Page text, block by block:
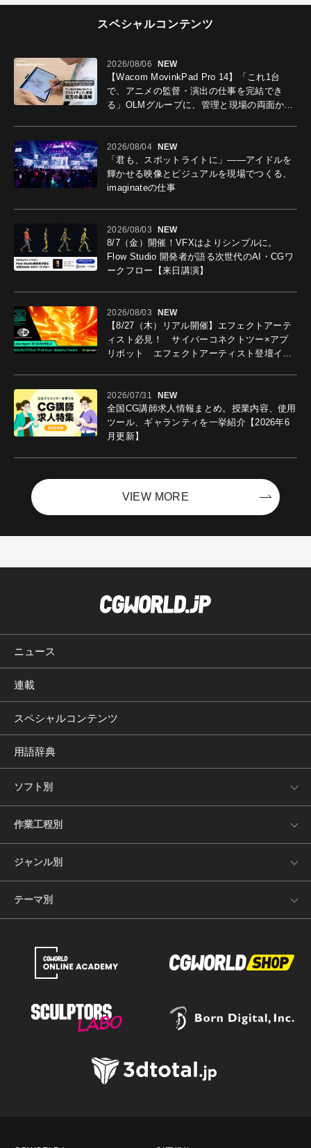
スペシャルコンテンツ
2026/08/06 NEW
【Wacom MovinkPad Pro 14】「これ1台
で、アニメの監督・演出の仕事を完結でき
る」OLMグループに、管理と現場の両面から
2026/08/04 NEW
「君も、スポットライトに」――アイドルを
輝かせる映像とビジュアルを現場でつくる、
imaginateの仕事
2026/08/03 NEW
8/7（金）開催！VFXはよりシンプルに。
Flow Studio 開発者が語る次世代のAI・CGワ
ークフロー【来日講演】
2026/08/03 NEW
【8/27（木）リアル開催】エフェクトアーテ
ィスト必見！ サイバーコネクトツー×アプ
リボット エフェクトアーティスト登壇イベ
2026/07/31 NEW
全国CG講師求人情報まとめ。授業内容、使用
ツール、ギャランティを一挙紹介【2026年6
月更新】
VIEW MORE
ニュース
連載
スペシャルコンテンツ
用語辞典
ソフト別
作業工程別
ジャンル別
テーマ別